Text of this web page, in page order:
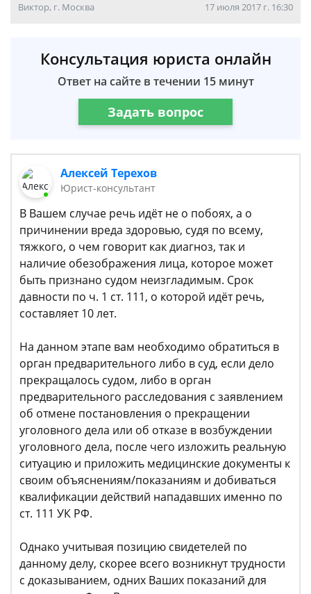
Виктор, г. Москва 17 июля 2017 г. 16:30
Консультация юриста онлайн
Ответ на сайте в течении 15 минут
Задать вопрос
Алексей Терехов
Юрист-консультант
В Вашем случае речь идёт не о побоях, а о
причинении вреда здоровью, судя по всему,
тяжкого, о чем говорит как диагноз, так и
наличие обезображения лица, которое может
быть признано судом неизгладимым. Срок
давности по ч. 1 ст. 111, о которой идёт речь,
составляет 10 лет.
На данном этапе вам необходимо обратиться в
орган предварительного либо в суд, если дело
прекращалось судом, либо в орган
предварительного расследования с заявлением
об отмене постановления о прекращении
уголовного дела или об отказе в возбуждении
уголовного дела, после чего изложить реальную
ситуацию и приложить медицинские документы к
своим объяснениям/показаниям и добиваться
квалификации действий нападавших именно по
ст. 111 УК РФ.
Однако учитывая позицию свидетелей по
данному делу, скорее всего возникнут трудности
с доказыванием, одних Ваших показаний для